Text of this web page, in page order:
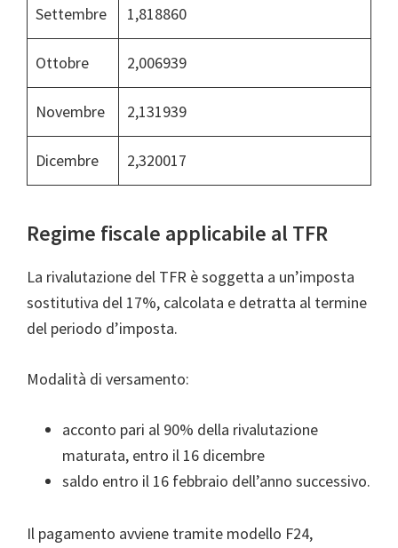
Settembre 1,818860
Ottobre 2,006939
Novembre 2,131939
Dicembre 2,320017
Regime fiscale applicabile al TFR
La rivalutazione del TFR è soggetta a un’imposta
sostitutiva del 17%, calcolata e detratta al termine
del periodo d’imposta.
Modalità di versamento:
acconto pari al 90% della rivalutazione
maturata, entro il 16 dicembre
saldo entro il 16 febbraio dell’anno successivo.
Il pagamento avviene tramite modello F24,